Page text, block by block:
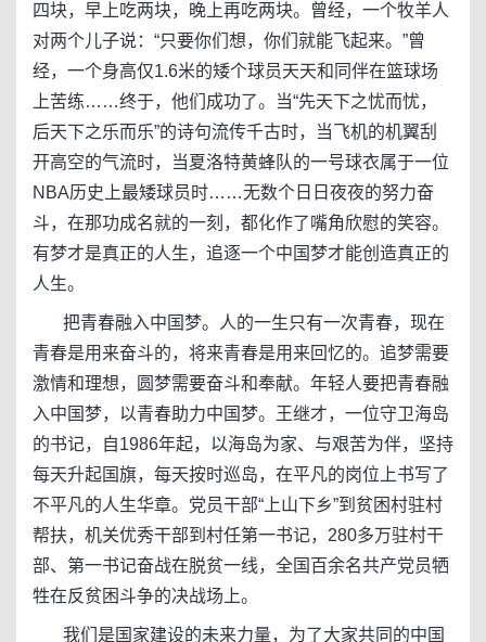
四块，早上吃两块，晚上再吃两块。曾经，一个牧羊人
对两个儿子说：“只要你们想，你们就能飞起来。”曾
经，一个身高仅1.6米的矮个球员天天和同伴在篮球场
上苦练……终于，他们成功了。当“先天下之忧而忧，
后天下之乐而乐”的诗句流传千古时，当飞机的机翼刮
开高空的气流时，当夏洛特黄蜂队的一号球衣属于一位
NBA历史上最矮球员时……无数个日日夜夜的努力奋
斗，在那功成名就的一刻，都化作了嘴角欣慰的笑容。
有梦才是真正的人生，追逐一个中国梦才能创造真正的
人生。
把青春融入中国梦。人的一生只有一次青春，现在
青春是用来奋斗的，将来青春是用来回忆的。追梦需要
激情和理想，圆梦需要奋斗和奉献。年轻人要把青春融
入中国梦，以青春助力中国梦。王继才，一位守卫海岛
的书记，自1986年起，以海岛为家、与艰苦为伴，坚持
每天升起国旗，每天按时巡岛，在平凡的岗位上书写了
不平凡的人生华章。党员干部“上山下乡”到贫困村驻村
帮扶，机关优秀干部到村任第一书记，280多万驻村干
部、第一书记奋战在脱贫一线，全国百余名共产党员牺
牲在反贫困斗争的决战场上。
我们是国家建设的未来力量，为了大家共同的中国